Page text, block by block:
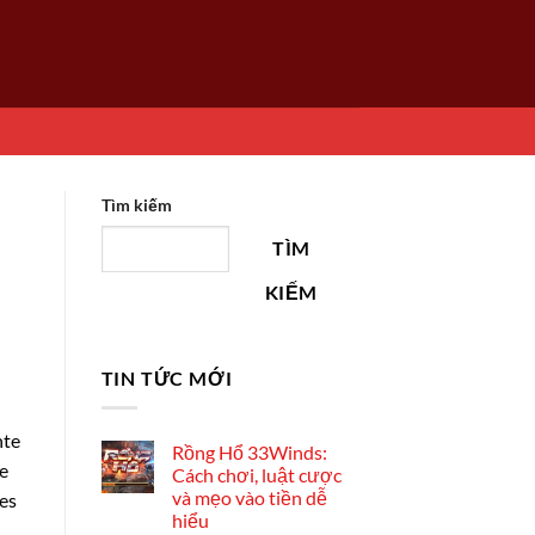
Tìm kiếm
TÌM
KIẾM
TIN TỨC MỚI
Rồng Hổ 33Winds:
Cách chơi, luật cược
và mẹo vào tiền dễ
hiểu